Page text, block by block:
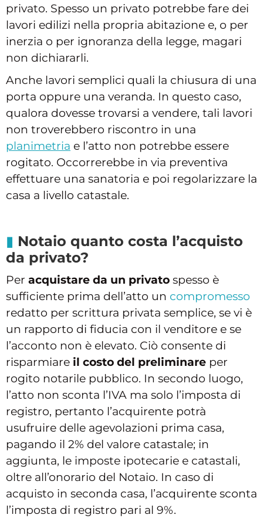
privato. Spesso un privato potrebbe fare dei
lavori edilizi nella propria abitazione e, o per
inerzia o per ignoranza della legge, magari
non dichiararli.
Anche lavori semplici quali la chiusura di una
porta oppure una veranda. In questo caso,
qualora dovesse trovarsi a vendere, tali lavori
non troverebbero riscontro in una
planimetria e l’atto non potrebbe essere
rogitato. Occorrerebbe in via preventiva
effettuare una sanatoria e poi regolarizzare la
casa a livello catastale.
Notaio quanto costa l’acquisto
da privato?
Per acquistare da un privato spesso è
sufficiente prima dell’atto un compromesso
redatto per scrittura privata semplice, se vi è
un rapporto di fiducia con il venditore e se
l’acconto non è elevato. Ciò consente di
risparmiare il costo del preliminare per
rogito notarile pubblico. In secondo luogo,
l’atto non sconta l’IVA ma solo l’imposta di
registro, pertanto l’acquirente potrà
usufruire delle agevolazioni prima casa,
pagando il 2% del valore catastale; in
aggiunta, le imposte ipotecarie e catastali,
oltre all’onorario del Notaio. In caso di
acquisto in seconda casa, l’acquirente sconta
l’imposta di registro pari al 9%.